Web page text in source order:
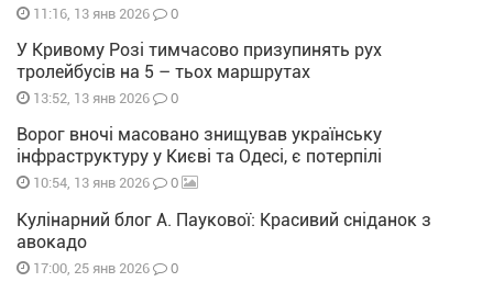
11:16, 13 янв 2026 0
У Кривому Розі тимчасово призупинять рух
тролейбусів на 5 – тьох маршрутах
13:52, 13 янв 2026 0
Ворог вночі масовано знищував українську
інфраструктуру у Києві та Одесі, є потерпілі
10:54, 13 янв 2026 0
Кулінарний блог А. Паукової: Красивий сніданок з
авокадо
17:00, 25 янв 2026 0